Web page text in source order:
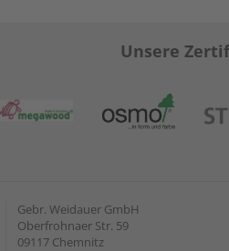
Unsere
Gebr. Weidauer GmbH
Oberfrohnaer Str. 59
09117 Chemnitz